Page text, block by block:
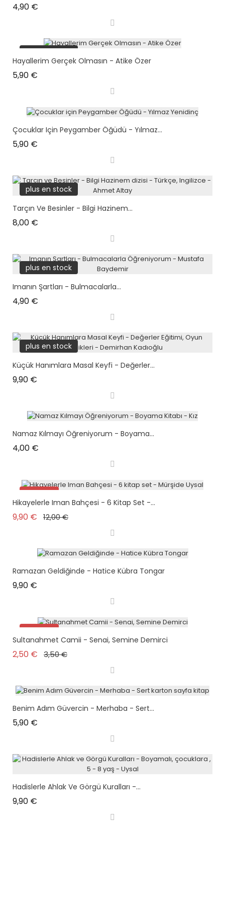
4,90 €
plus en stock
Hayallerim Gerçek Olmasın - Atike Özer
5,90 €
Çocuklar Için Peygamber Öğüdü - Yılmaz...
5,90 €
plus en stock
Tarçın Ve Besinler - Bilgi Hazinem...
8,00 €
plus en stock
Imanın Şartları - Bulmacalarla...
4,90 €
plus en stock
Küçük Hanımlara Masal Keyfi - Değerler...
9,90 €
Namaz Kılmayı Öğreniyorum - Boyama...
4,00 €
Promo !
plus en stock
Hikayelerle Iman Bahçesi - 6 Kitap Set -...
9,90 € Prix de base
12,00 €Prix
Ramazan Geldiğinde - Hatice Kübra Tongar
9,90 €
Promo !
Sultanahmet Camii - Senai, Semine Demirci
2,50 € Prix de base
3,50 €Prix
Benim Adım Güvercin - Merhaba - Sert...
5,90 €
Hadislerle Ahlak Ve Görgü Kuralları -...
9,90 €